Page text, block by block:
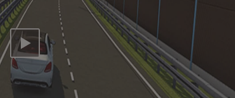
Video abspielen